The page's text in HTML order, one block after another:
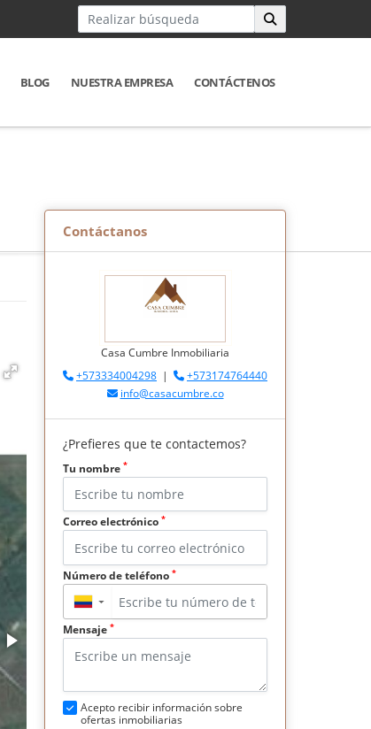
BLOG NUESTRA EMPRESA CONTÁCTENOS
Contáctanos
Casa Cumbre Inmobiliaria
+573334004298 |
+573174764440
info@casacumbre.co
¿Prefieres que te contactemos?
Tu nombre *
Correo electrónico *
Número de teléfono *
▼
Mensaje *
Acepto recibir información sobre
ofertas inmobiliarias